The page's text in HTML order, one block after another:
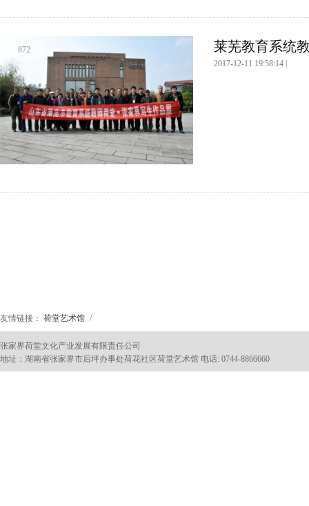
莱芜教育系统
2017-12-11 19:58:14 |
872
友情链接： 荷堂艺术馆 /
张家界荷堂文化产业发展有限责任公司
地址：湖南省张家界市后坪办事处荷花社区荷堂艺术馆 电话: 0744-8866660